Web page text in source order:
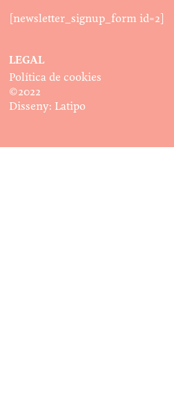
[newsletter_signup_form id=2]
LEGAL
Política de cookies
©2022
Disseny: Latipo